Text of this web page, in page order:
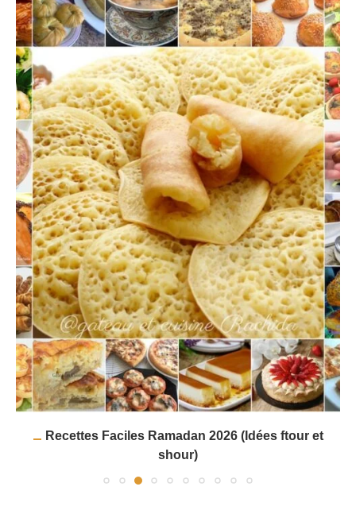
Recettes Faciles Ramadan 2026 (Idées ftour et
shour)